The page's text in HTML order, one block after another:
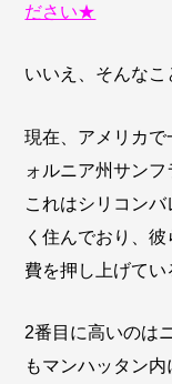
ださい★
いいえ、そんなこ
現在、アメリカ
ォルニア州サンフ
これはシリコン
く住んでおり、
費を押し上げてい
2番目に高いのは
もマンハッタン内